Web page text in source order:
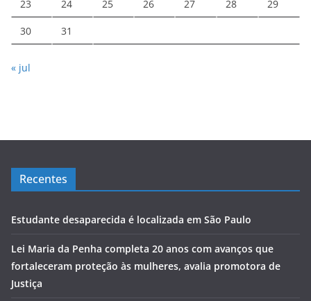
23 24 25 26 27 28 29
30 31
« jul
Recentes
Estudante desaparecida é localizada em São Paulo
Lei Maria da Penha completa 20 anos com avanços que
fortaleceram proteção às mulheres, avalia promotora de
Justiça